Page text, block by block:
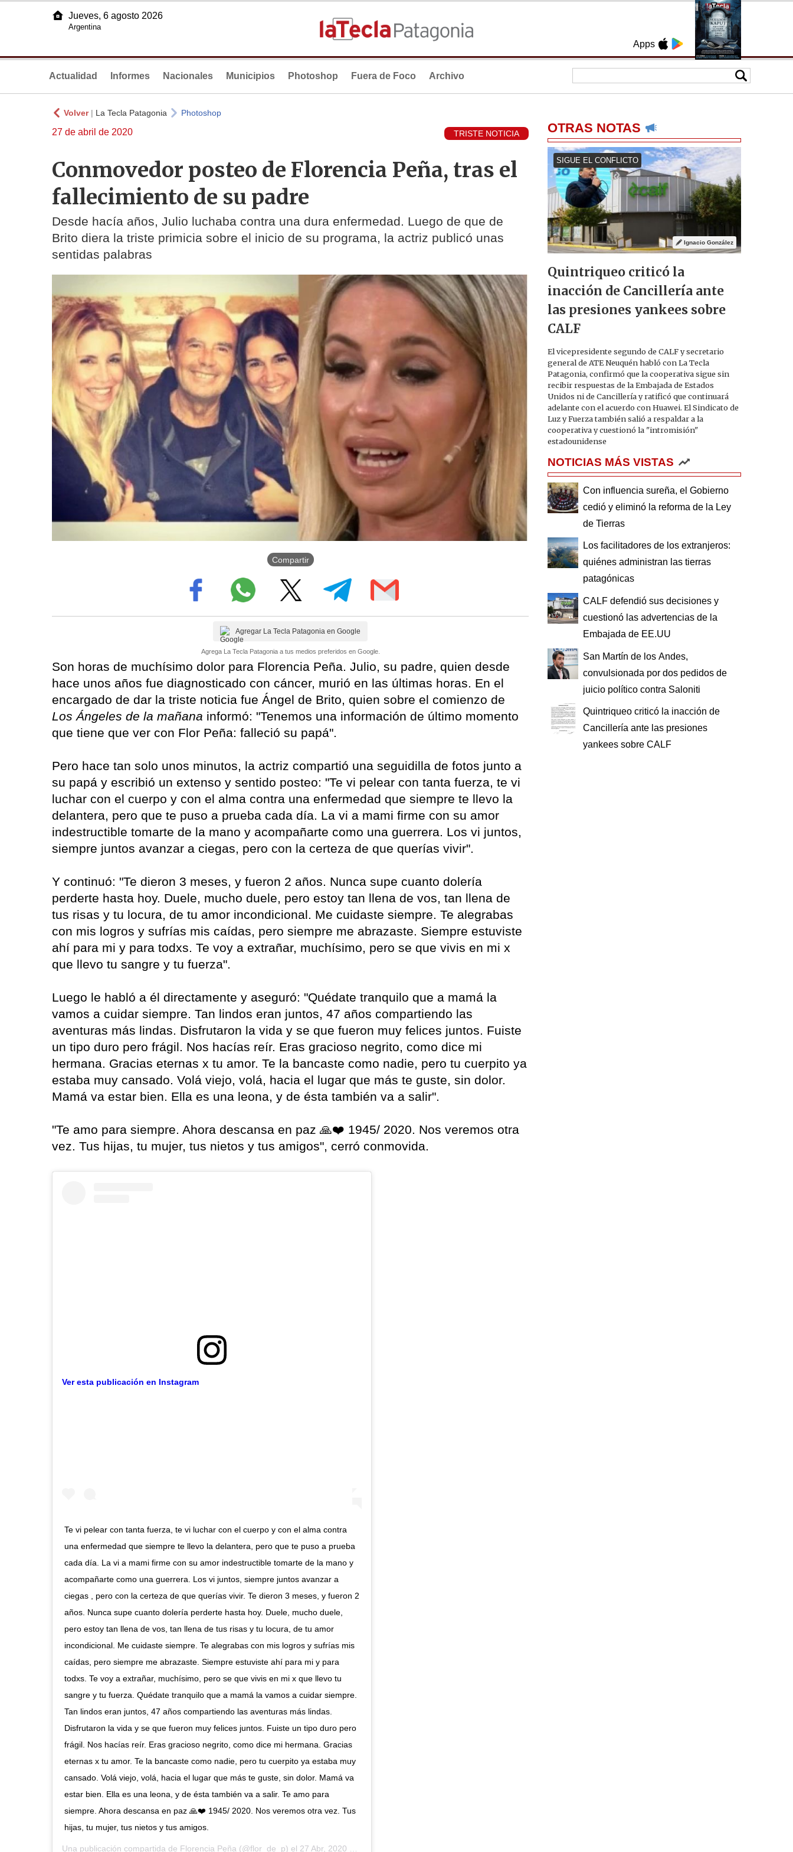
Apps
Jueves, 6 agosto 2026
Argentina
Actualidad Informes Nacionales Municipios Photoshop Fuera de Foco Archivo
Volver| La Tecla Patagonia Photoshop
27 de abril de 2020 TRISTE NOTICIA
Conmovedor posteo de Florencia Peña, tras el
fallecimiento de su padre
Desde hacía años, Julio luchaba contra una dura enfermedad. Luego de que de
Brito diera la triste primicia sobre el inicio de su programa, la actriz publicó unas
sentidas palabras
Compartir
Agregar La Tecla Patagonia en Google
Agrega La Tecla Patagonia a tus medios preferidos en Google.
Son horas de muchísimo dolor para Florencia Peña. Julio, su padre, quien desde
hace unos años fue diagnosticado con cáncer, murió en las últimas horas. En el
encargado de dar la triste noticia fue Ángel de Brito, quien sobre el comienzo de
Los Ángeles de la mañana informó: "Tenemos una información de último momento
que tiene que ver con Flor Peña: falleció su papá".
Pero hace tan solo unos minutos, la actriz compartió una seguidilla de fotos junto a
su papá y escribió un extenso y sentido posteo: "Te vi pelear con tanta fuerza, te vi
luchar con el cuerpo y con el alma contra una enfermedad que siempre te llevo la
delantera, pero que te puso a prueba cada día. La vi a mami firme con su amor
indestructible tomarte de la mano y acompañarte como una guerrera. Los vi juntos,
siempre juntos avanzar a ciegas, pero con la certeza de que querías vivir".
Y continuó: "Te dieron 3 meses, y fueron 2 años. Nunca supe cuanto dolería
perderte hasta hoy. Duele, mucho duele, pero estoy tan llena de vos, tan llena de
tus risas y tu locura, de tu amor incondicional. Me cuidaste siempre. Te alegrabas
con mis logros y sufrías mis caídas, pero siempre me abrazaste. Siempre estuviste
ahí para mi y para todxs. Te voy a extrañar, muchísimo, pero se que vivis en mi x
que llevo tu sangre y tu fuerza".
Luego le habló a él directamente y aseguró: "Quédate tranquilo que a mamá la
vamos a cuidar siempre. Tan lindos eran juntos, 47 años compartiendo las
aventuras más lindas. Disfrutaron la vida y se que fueron muy felices juntos. Fuiste
un tipo duro pero frágil. Nos hacías reír. Eras gracioso negrito, como dice mi
hermana. Gracias eternas x tu amor. Te la bancaste como nadie, pero tu cuerpito ya
estaba muy cansado. Volá viejo, volá, hacia el lugar que más te guste, sin dolor.
Mamá va estar bien. Ella es una leona, y de ésta también va a salir".
"Te amo para siempre. Ahora descansa en paz 🙏❤️ 1945/ 2020. Nos veremos otra
vez. Tus hijas, tu mujer, tus nietos y tus amigos", cerró conmovida.
Ver esta publicación en Instagram
Te vi pelear con tanta fuerza, te vi luchar con el cuerpo y con el alma contra
una enfermedad que siempre te llevo la delantera, pero que te puso a prueba
cada día. La vi a mami firme con su amor indestructible tomarte de la mano y
acompañarte como una guerrera. Los vi juntos, siempre juntos avanzar a
ciegas , pero con la certeza de que querías vivir. Te dieron 3 meses, y fueron 2
años. Nunca supe cuanto dolería perderte hasta hoy. Duele, mucho duele,
pero estoy tan llena de vos, tan llena de tus risas y tu locura, de tu amor
incondicional. Me cuidaste siempre. Te alegrabas con mis logros y sufrías mis
caídas, pero siempre me abrazaste. Siempre estuviste ahí para mi y para
todxs. Te voy a extrañar, muchísimo, pero se que vivis en mi x que llevo tu
sangre y tu fuerza. Quédate tranquilo que a mamá la vamos a cuidar siempre.
Tan lindos eran juntos, 47 años compartiendo las aventuras más lindas.
Disfrutaron la vida y se que fueron muy felices juntos. Fuiste un tipo duro pero
frágil. Nos hacías reír. Eras gracioso negrito, como dice mi hermana. Gracias
eternas x tu amor. Te la bancaste como nadie, pero tu cuerpito ya estaba muy
cansado. Volá viejo, volá, hacia el lugar que más te guste, sin dolor. Mamá va
estar bien. Ella es una leona, y de ésta también va a salir. Te amo para
siempre. Ahora descansa en paz 🙏❤️ 1945/ 2020. Nos veremos otra vez. Tus
hijas, tu mujer, tus nietos y tus amigos.
Una publicación compartida de Florencia Peña (@flor_de_p) el 27 Abr, 2020 a las 7:31 PDT
OTRAS NOTAS
SIGUE EL CONFLICTO
Ignacio González
Quintriqueo criticó la
inacción de Cancillería ante
las presiones yankees sobre
CALF
El vicepresidente segundo de CALF y secretario
general de ATE Neuquén habló con La Tecla
Patagonia, confirmó que la cooperativa sigue sin
recibir respuestas de la Embajada de Estados
Unidos ni de Cancillería y ratificó que continuará
adelante con el acuerdo con Huawei. El Sindicato de
Luz y Fuerza también salió a respaldar a la
cooperativa y cuestionó la "intromisión"
estadounidense
NOTICIAS MÁS VISTAS
Con influencia sureña, el Gobierno
cedió y eliminó la reforma de la Ley
de Tierras
Los facilitadores de los extranjeros:
quiénes administran las tierras
patagónicas
CALF defendió sus decisiones y
cuestionó las advertencias de la
Embajada de EE.UU
San Martín de los Andes,
convulsionada por dos pedidos de
juicio político contra Saloniti
Quintriqueo criticó la inacción de
Cancillería ante las presiones
yankees sobre CALF